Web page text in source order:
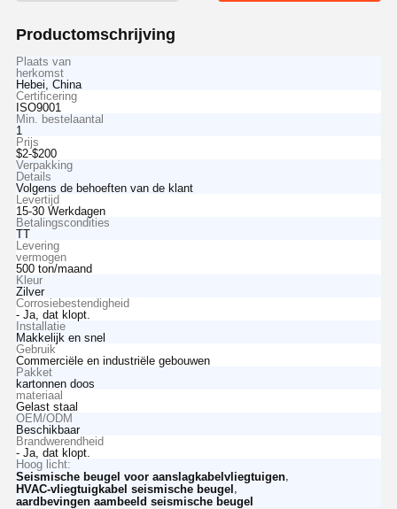
Productomschrijving
Plaats van
herkomst
Hebei, China
Certificering
ISO9001
Min. bestelaantal
1
Prijs
$2-$200
Verpakking
Details
Volgens de behoeften van de klant
Levertijd
15-30 Werkdagen
Betalingscondities
TT
Levering
vermogen
500 ton/maand
Kleur
Zilver
Corrosiebestendigheid
- Ja, dat klopt.
Installatie
Makkelijk en snel
Gebruik
Commerciële en industriële gebouwen
Pakket
kartonnen doos
materiaal
Gelast staal
OEM/ODM
Beschikbaar
Brandwerendheid
- Ja, dat klopt.
Hoog licht:
Seismische beugel voor aanslagkabelvliegtuigen,
HVAC-vliegtuigkabel seismische beugel
aardbevingen aambeeld seismische beugel